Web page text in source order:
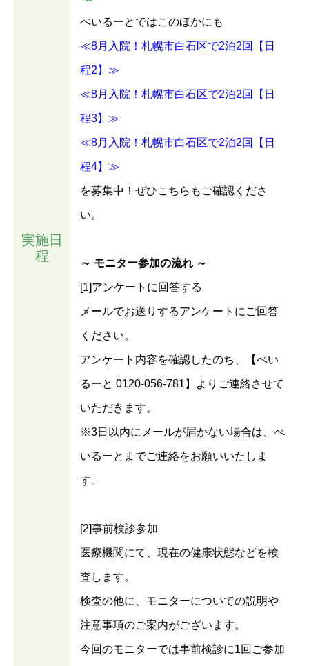
実施日
程
ぺいるーとではこのほかにも
≪8月入院！札幌市白石区で2泊2回【日
程2】≫
≪8月入院！札幌市白石区で2泊2回【日
程3】≫
≪8月入院！札幌市白石区で2泊2回【日
程4】≫
を募集中！ぜひこちらもご確認くださ
い。
～ モニター参加の流れ ～
[1]アンケートに回答する
メールでお送りするアンケートにご回答
ください。
アンケート内容を確認したのち、【ぺい
るーと 0120-056-781】よりご連絡させて
いただきます。
※3日以内にメールが届かない場合は、ぺ
いるーとまでご連絡をお願いいたしま
す。
[2]事前検診参加
医療機関にて、現在の健康状態などを検
査します。
検査の他に、モニターについての説明や
注意事項のご案内がございます。
今回のモニターでは事前検診に1回 ご参加